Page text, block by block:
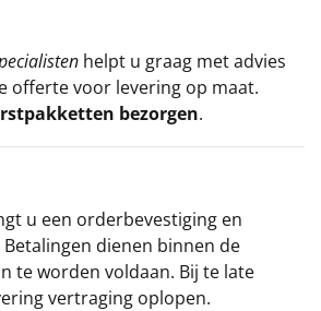
helpt u graag met advies
offerte voor levering op maat.
bezorgen.
u een orderbevestiging en
dienen binnen de
te worden voldaan. Bij te late
vertraging oplopen.